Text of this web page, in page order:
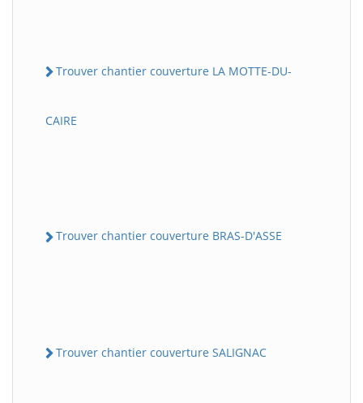
Trouver chantier couverture LA MOTTE-DU-
CAIRE
Trouver chantier couverture BRAS-D'ASSE
Trouver chantier couverture SALIGNAC